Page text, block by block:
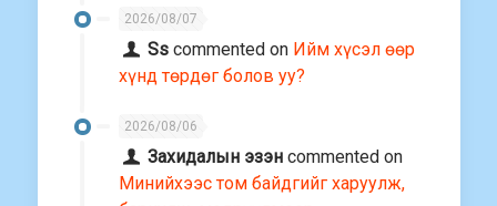
2026/08/07
Ss commented on Ийм хүсэл өөр
хүнд төрдөг болов уу?
2026/08/06
Захидалын эзэн commented on
Минийхээс том байдгийг харуулж,